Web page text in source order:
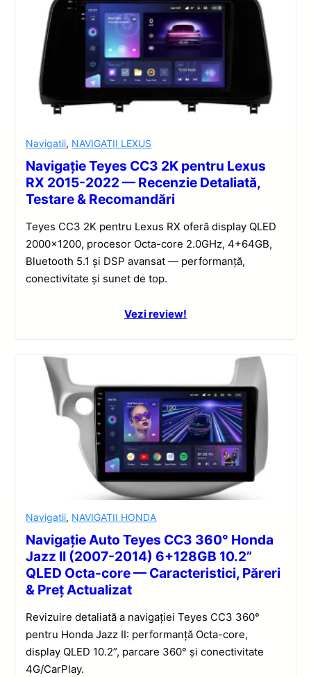
Navigatii, NAVIGATII LEXUS
Navigație Teyes CC3 2K pentru Lexus
RX 2015-2022 — Recenzie Detaliată,
Testare & Recomandări
Teyes CC3 2K pentru Lexus RX oferă display QLED
2000×1200, procesor Octa-core 2.0GHz, 4+64GB,
Bluetooth 5.1 și DSP avansat — performanță,
conectivitate și sunet de top.
Vezi review!
Navigatii, NAVIGATII HONDA
Navigație Auto Teyes CC3 360° Honda
Jazz II (2007-2014) 6+128GB 10.2”
QLED Octa-core — Caracteristici, Păreri
& Preț Actualizat
Revizuire detaliată a navigației Teyes CC3 360°
pentru Honda Jazz II: performanță Octa-core,
display QLED 10.2”, parcare 360° și conectivitate
4G/CarPlay.